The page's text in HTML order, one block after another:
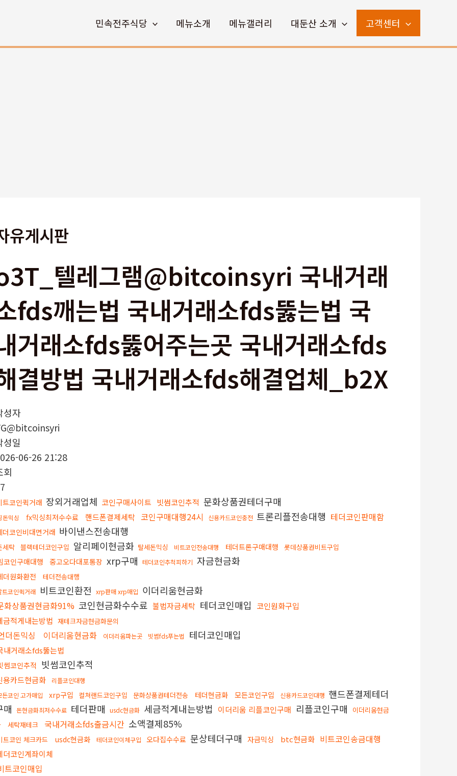
민속전주식당 메뉴소개 메뉴갤러리 대둔산 소개 고객센터
유게시판
텔레그램@bitcoinsyri 국내거래
fds깨는법 국내거래소fds뚫는법 국
거래소fds뚫어주는곳 국내거래소fds
결방법 국내거래소fds해결업체_b2X
성자
성일
06-26 21:28
회
트코인퀵거래 장외거래업체 코인구매사이트 빗썸코인추적 문화상품권테더구매
돈믹싱 fx믹싱최저수수료 핸드폰결제세탁 코인구매대행24시 신용카드코인충전 트론리플전송대행 테더코인판매함
더코인비대면거래 바이낸스전송대행
세탁 블랙테더코인구입 알리페이현금화 탈세돈믹싱 비트코인전송대행 테더트론구매대행 롯데상품권비트구입
코인구매대행 중고오다대포통장 xrp구매 테더코인추척피하기 자금현금화
더원화환전 테더전송대행
트코인퀵거래 비트코인환전 xrp판매 xrp매입 이더리움현금화
화상품권현금화91% 코인현금화수수료 불법자금세탁 테더코인매입
코인원화구입
금적게내는방법 재테크자금현금화문의
더돈믹싱 이더리움현금화 이더리움파는곳 빗썸fds푸는법 테더코인매입
내거래소fds뚫는법
썸코인추적 빗썸코인추적
용카드현금화
리플코인대행
든코인 고가매입
xrp구입 컬쳐랜드코인구입 문화상품권테더전송 테더현금화 모든코인구입 신용카드코인대행 핸드폰결제테더
매 돈현금화최저수수료 테더판매 usdc현금화 세금적게내는방법 이더리움 리플코인구매 리플코인구매
이더리움현금
세탁재테크 국내거래소fds출금시간 소액결제85%
트코인 체크카드 usdc현금화 테더코인이체구입 오다집수수료 문상테더구매 자금믹싱 btc현금화 비트코인송금대행
더코인계좌이체
트코인매입